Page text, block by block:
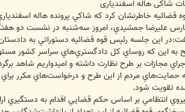
شاکی هاله اسفندياری
قضائيه خاطرنشان كرد كه شاكي پرونده هاله
عليرضا جمشيدي، امروز سه‌شنبه در نشست دو
اين جلسه رئيس قوه قضائيه دستوراتي به
به اين كه روساي كل دادگستري‌هاي سراسر كشور
مجازات بر طرح نظارت داشته و اميدواريم شاهد
مردم از اين طرح و درخواست‌هاي مكرر براي
تقويت شود.
بر اساس حكم قضايي اقدام به دستگيري اراذل و اوباش مي‌كند و تاكنون حدود 1500